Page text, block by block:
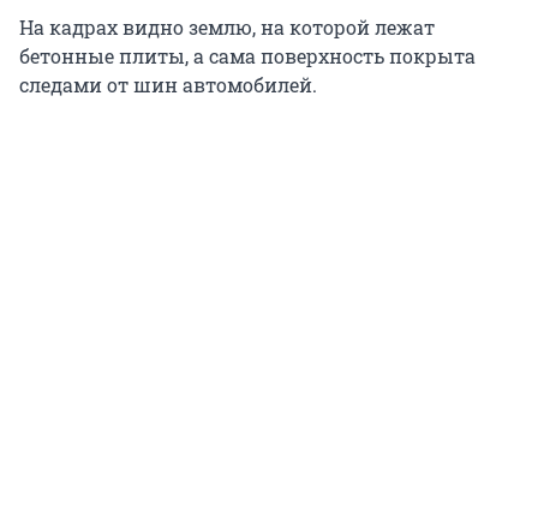
На кадрах видно землю, на которой лежат
бетонные плиты, а сама поверхность покрыта
следами от шин автомобилей.